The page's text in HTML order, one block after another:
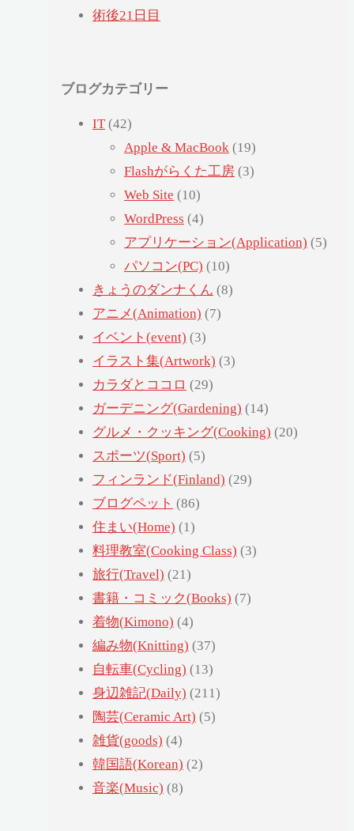
術後21日目
ブログカテゴリー
IT (42)
Apple & MacBook (19)
Flashがらくた工房 (3)
Web Site (10)
WordPress (4)
アプリケーション(Application) (5)
パソコン(PC) (10)
きょうのダンナくん (8)
アニメ(Animation) (7)
イベント(event) (3)
イラスト集(Artwork) (3)
カラダとココロ (29)
ガーデニング(Gardening) (14)
グルメ・クッキング(Cooking) (20)
スポーツ(Sport) (5)
フィンランド(Finland) (29)
ブログペット (86)
住まい(Home) (1)
料理教室(Cooking Class) (3)
旅行(Travel) (21)
書籍・コミック(Books) (7)
着物(Kimono) (4)
編み物(Knitting) (37)
自転車(Cycling) (13)
身辺雑記(Daily) (211)
陶芸(Ceramic Art) (5)
雑貨(goods) (4)
韓国語(Korean) (2)
音楽(Music) (8)